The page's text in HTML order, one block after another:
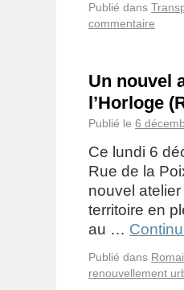
Publié dans
commentaire
Un nouvel
l’Horloge
Publié le 6
Ce lundi 6
Rue de la
nouvel
territoire en
au …
Publié dans
renouvellement